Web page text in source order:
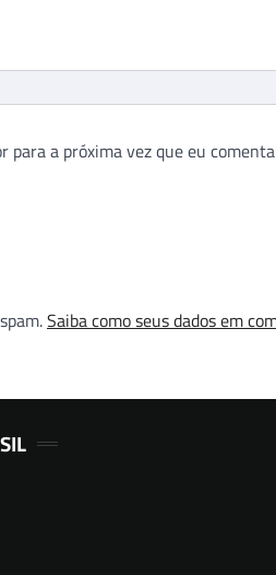
para a próxima vez que eu
Saiba como seus dados em